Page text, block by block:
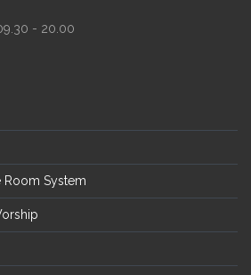
- 20.00
System